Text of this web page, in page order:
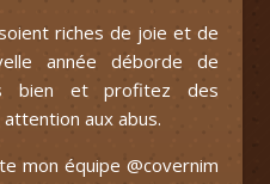
riches de joie et de
année déborde de
bien et profitez des
aux abus.
mon équipe @covernim